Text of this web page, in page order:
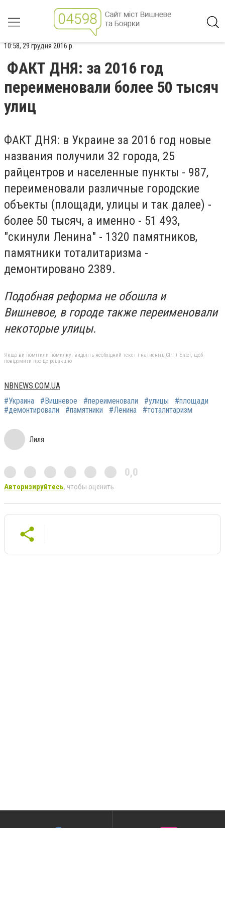
10:58, 29 грудня 2016 р.
ФАКТ ДНЯ: за 2016 год
переименовали более 50 тысяч
улиц
ФАКТ ДНЯ: в Украине за 2016 год новые
названия получили 32 города, 25
райцентров и населенные пункты - 987,
переименовали различные городские
объекты (площади, улицы и так далее) -
более 50 тысяч, а именно - 51 493,
"скинули Ленина" - 1320 памятников,
памятники тоталитаризма -
демонтировано 2389.
Подобная реформа не обошла и
Вишневое, в городе также переименовали
некоторые улицы.
Якщо ви помітили помилку, виділіть необхідний текст і натисніть Ctrl + Enter, щоб
повідомити про це редакцію
NBNEWS.COM.UA
#Украина
#Вишневое #переименовали #улицы
#площади
#демонтировали
#памятники #Ленина #тоталитаризм
Лиля
0,0
Авторизируйтесь, чтобы оценить